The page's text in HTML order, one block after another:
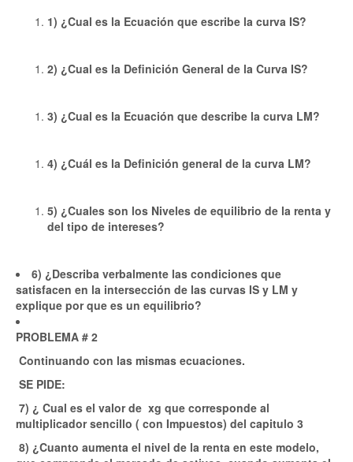
1) ¿Cual es la Ecuación que escribe la curva IS?
2) ¿Cual es la Definición General de la Curva IS?
3) ¿Cual es la Ecuación que describe la curva LM?
4) ¿Cuál es la Definición general de la curva LM?
5) ¿Cuales son los Niveles de equilibrio de la renta y
del tipo de intereses?
6) ¿Describa verbalmente las condiciones que
satisfacen en la intersección de las curvas IS y LM y
explique por que es un equilibrio?
PROBLEMA # 2
Continuando con las mismas ecuaciones.
SE PIDE:
7) ¿ Cual es el valor de xg que corresponde al
multiplicador sencillo ( con Impuestos) del capitulo 3
8) ¿Cuanto aumenta el nivel de la renta en este modelo,